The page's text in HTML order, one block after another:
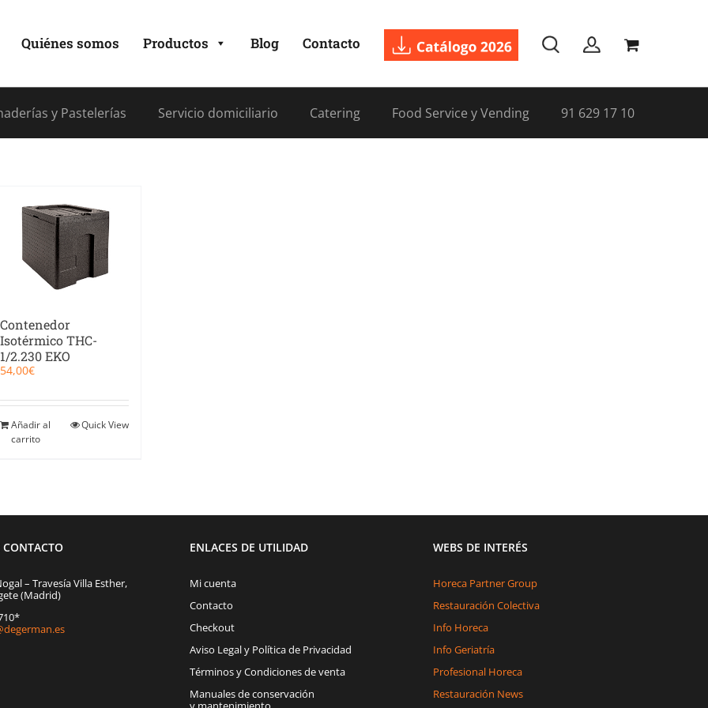
Quiénes somos Productos Blog Contacto
y Pastelerías Servicio domiciliario Catering Food Service y Vending 91 629 17 10
Contenedor
Isotérmico THC-
1/2.230 EKO
54,00€
Añadir al
carrito
Quick View
CONTACTO
– Travesía Villa Esther,
(Madrid)
ENLACES DE UTILIDAD
Mi cuenta
Contacto
Checkout
Aviso Legal y Política de Privacidad
Términos y Condiciones de venta
Manuales de conservación
WEBS DE INTERÉS
Horeca Partner Group
Restauración Colectiva
Info Horeca
Info Geriatría
Profesional Horeca
Restauración News